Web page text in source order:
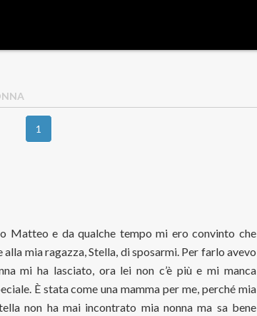
1
Matteo e da qualche tempo mi ero convinto che
mia ragazza, Stella, di sposarmi. Per farlo avevo
mi ha lasciato, ora lei non c’è più e mi manca
È stata come una mamma per me, perché mia
non ha mai incontrato mia nonna ma sa bene